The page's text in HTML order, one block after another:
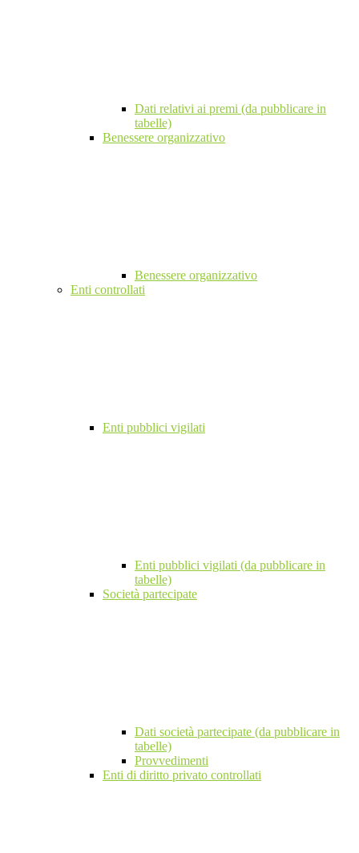
Dati relativi ai premi (da pubblicare in
tabelle)
Benessere organizzativo
Benessere organizzativo
Enti controllati
Enti pubblici vigilati
Enti pubblici vigilati (da pubblicare in
tabelle)
Società partecipate
Dati società partecipate (da pubblicare in
tabelle)
Provvedimenti
Enti di diritto privato controllati